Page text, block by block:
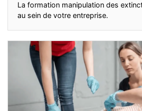
La formation manipulation des
au sein de votre entreprise.